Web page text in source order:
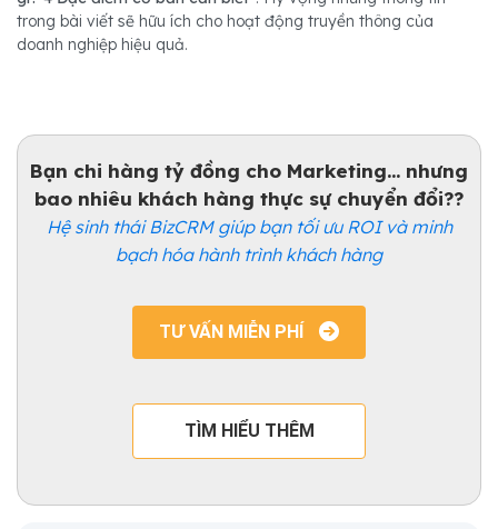
trong bài viết sẽ hữu ích cho hoạt động truyền thông của
doanh nghiệp hiệu quả.
Bạn chi hàng tỷ đồng cho Marketing... nhưng
bao nhiêu khách hàng thực sự chuyển đổi??
Hệ sinh thái BizCRM giúp bạn tối ưu ROI và minh
bạch hóa hành trình khách hàng
TƯ VẤN MIỄN PHÍ
TÌM HIỂU THÊM